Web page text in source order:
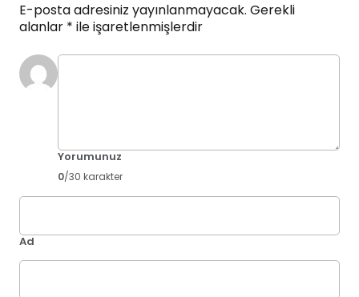
E-posta adresiniz yayınlanmayacak. Gerekli
alanlar * ile işaretlenmişlerdir
Yorumunuz
0/30 karakter
Ad